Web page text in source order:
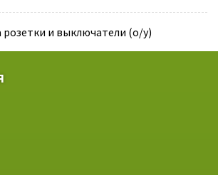
розетки и выключатели (о/у)